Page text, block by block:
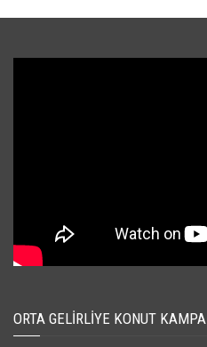
ORTA GELIRLIYE KONUT